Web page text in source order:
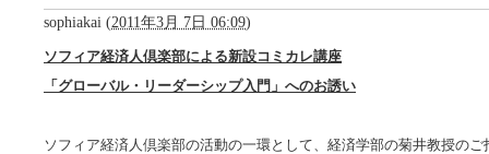
sophiakai (2011年3月 7日 06:09)
ソフィア経済人倶楽部による新設コミカレ講座
「グローバル・リーダーシップ入門」へのお誘い
ソフィア経済人倶楽部の活動の一環として、経済学部の菊井教授の